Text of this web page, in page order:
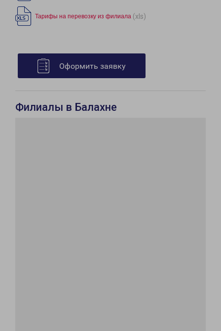
Тарифы на перевозку из филиала (xls)
Оформить заявку
Филиалы в Балахне